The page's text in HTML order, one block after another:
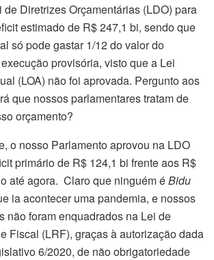
de Diretrizes Orçamentárias (LDO) para
estimado de R$ 247,1 bi, sendo que
só pode gastar 1/12 do valor do
provisória, visto que a Lei
(LOA) não foi aprovada. Pergunto aos
que nossos parlamentares tratam de
orçamento?
o nosso Parlamento aprovou na LDO
primário de R$ 124,1 bi frente aos R$
até agora. Claro que ninguém éBidu
ia acontecer uma pandemia, e nossos
não foram enquadrados na Lei de
Fiscal (LRF), graças à autorização dada
6/2020, de não obrigatoriedade